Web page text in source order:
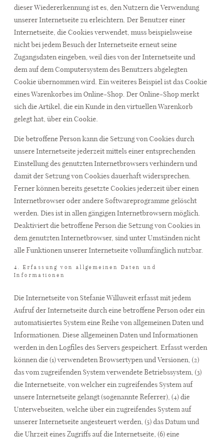
dieser Wiedererkennung ist es, den Nutzern die Verwendung
unserer Internetseite zu erleichtern. Der Benutzer einer
Internetseite, die Cookies verwendet, muss beispielsweise
nicht bei jedem Besuch der Internetseite erneut seine
Zugangsdaten eingeben, weil dies von der Internetseite und
dem auf dem Computersystem des Benutzers abgelegten
Cookie übernommen wird. Ein weiteres Beispiel ist das Cookie
eines Warenkorbes im Online-Shop. Der Online-Shop merkt
sich die Artikel, die ein Kunde in den virtuellen Warenkorb
gelegt hat, über ein Cookie.
Die betroffene Person kann die Setzung von Cookies durch
unsere Internetseite jederzeit mittels einer entsprechenden
Einstellung des genutzten Internetbrowsers verhindern und
damit der Setzung von Cookies dauerhaft widersprechen.
Ferner können bereits gesetzte Cookies jederzeit über einen
Internetbrowser oder andere Softwareprogramme gelöscht
werden. Dies ist in allen gängigen Internetbrowsern möglich.
Deaktiviert die betroffene Person die Setzung von Cookies in
dem genutzten Internetbrowser, sind unter Umständen nicht
alle Funktionen unserer Internetseite vollumfänglich nutzbar.
4. Erfassung von allgemeinen Daten und
Informationen
Die Internetseite von Stefanie Willuweit erfasst mit jedem
Aufruf der Internetseite durch eine betroffene Person oder ein
automatisiertes System eine Reihe von allgemeinen Daten und
Informationen. Diese allgemeinen Daten und Informationen
werden in den Logfiles des Servers gespeichert. Erfasst werden
können die (1) verwendeten Browsertypen und Versionen, (2)
das vom zugreifenden System verwendete Betriebssystem, (3)
die Internetseite, von welcher ein zugreifendes System auf
unsere Internetseite gelangt (sogenannte Referrer), (4) die
Unterwebseiten, welche über ein zugreifendes System auf
unserer Internetseite angesteuert werden, (5) das Datum und
die Uhrzeit eines Zugriffs auf die Internetseite, (6) eine